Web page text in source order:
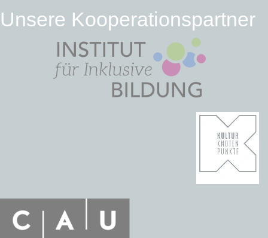
Unsere Kooperationspartner